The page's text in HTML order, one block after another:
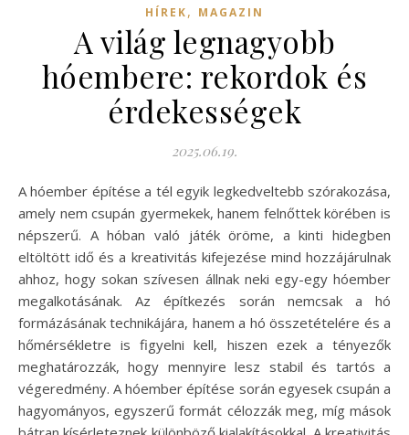
HÍREK, MAGAZIN
A világ legnagyobb
hóembere: rekordok és
érdekességek
2025.06.19.
A hóember építése a tél egyik legkedveltebb szórakozása,
amely nem csupán gyermekek, hanem felnőttek körében is
népszerű. A hóban való játék öröme, a kinti hidegben
eltöltött idő és a kreativitás kifejezése mind hozzájárulnak
ahhoz, hogy sokan szívesen állnak neki egy-egy hóember
megalkotásának. Az építkezés során nemcsak a hó
formázásának technikájára, hanem a hó összetételére és a
hőmérsékletre is figyelni kell, hiszen ezek a tényezők
meghatározzák, hogy mennyire lesz stabil és tartós a
végeredmény. A hóember építése során egyesek csupán a
hagyományos, egyszerű formát célozzák meg, míg mások